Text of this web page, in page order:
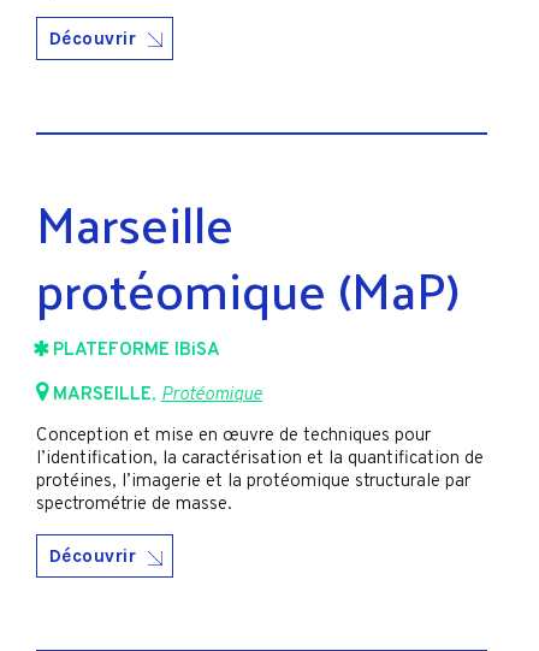
Découvrir
Marseille
protéomique (MaP)
PLATEFORME IBiSA
MARSEILLE, Protéomique
Conception et mise en œuvre de techniques pour
l’identification, la caractérisation et la quantification de
protéines, l’imagerie et la protéomique structurale par
spectrométrie de masse.
Découvrir